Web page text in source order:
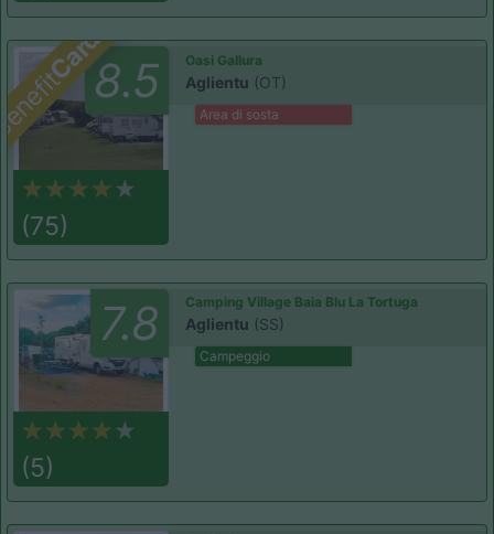
Card8.5
(75)
Oasi Gallura
Aglientu (OT)
Area di sosta
7.8
(5)
Camping Village Baia Blu La Tortuga
Aglientu (SS)
Campeggio